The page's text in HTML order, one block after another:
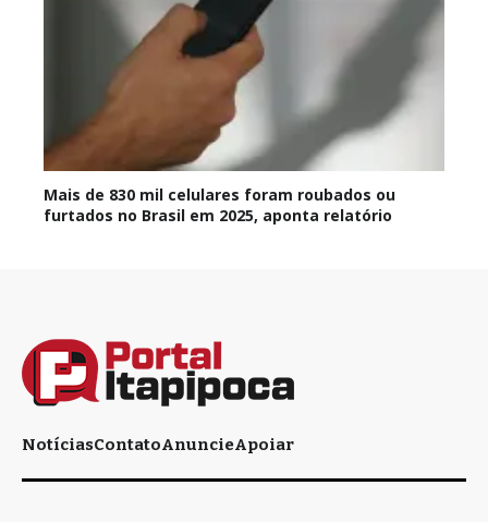
Mais de 830 mil celulares foram roubados ou
furtados no Brasil em 2025, aponta relatório
NotíciasContatoAnuncieApoiar